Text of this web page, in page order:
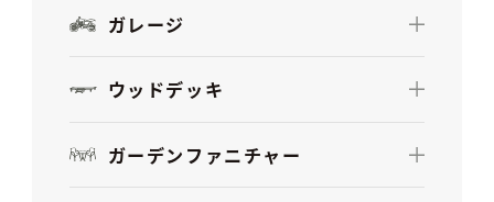
ガレージ
ウッドデッキ
ガーデンファニチャー